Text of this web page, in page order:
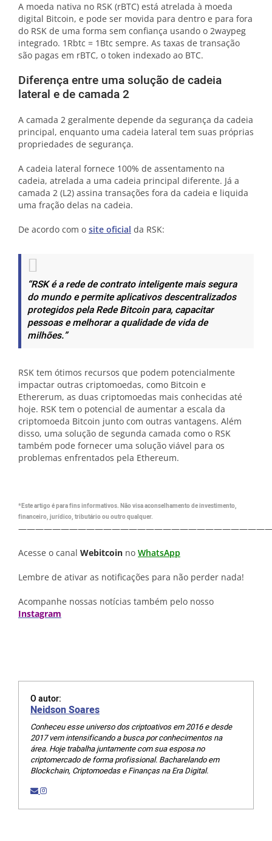
A moeda nativa no RSK (rBTC) está atrelada à moeda
digital Bitcoin, e pode ser movida para dentro e para fora
do RSK de uma forma sem confiança usando o 2waypeg
integrado. 1Rbtc = 1Btc sempre. As taxas de transação
são pagas em rBTC, o token indexado ao BTC.
Diferença entre uma solução de cadeia
lateral e de camada 2
A camada 2 geralmente depende da segurança da cadeia
principal, enquanto uma cadeia lateral tem suas próprias
propriedades de segurança.
A cadeia lateral fornece 100% de assentamento na
cadeia, atrelada a uma cadeia principal diferente. Já a
camada 2 (L2) assina transações fora da cadeia e liquida
uma fração delas na cadeia.
De acordo com o site oficial da RSK:
“RSK é a rede de contrato inteligente mais segura
do mundo e permite aplicativos descentralizados
protegidos pela Rede Bitcoin para, capacitar
pessoas e melhorar a qualidade de vida de
milhões.”
RSK tem ótimos recursos que podem potencialmente
impactar outras criptomoedas, como Bitcoin e
Ethererum, as duas criptomoedas mais conhecidas até
hoje. RSK tem o potencial de aumentar a escala da
criptomoeda Bitcoin junto com outras vantagens. Além
disso, uma solução de segunda camada como o RSK
também pode fornecer uma solução viável para os
problemas enfrentados pela Ethereum.
*Este artigo é para fins informativos. Não visa aconselhamento de investimento,
financeiro, jurídico, tributário ou outro qualquer.
Acesse o canal Webitcoin no WhatsApp
Lembre de ativar as notificações para não perder nada!
Acompanhe nossas notícias também pelo nosso
Instagram
O autor:
Neidson Soares
Conheceu esse universo dos criptoativos em 2016 e desde
2017 vem intensificando a busca por conhecimentos na
área. Hoje trabalha juntamente com sua esposa no
criptomercado de forma profissional. Bacharelando em
Blockchain, Criptomoedas e Finanças na Era Digital.